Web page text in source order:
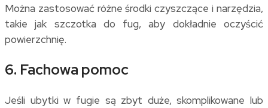
Można zastosować różne środki czyszczące i narzędzia,
takie jak szczotka do fug, aby dokładnie oczyścić
powierzchnię.
6. Fachowa pomoc
Jeśli ubytki w fugie są zbyt duże, skomplikowane lub